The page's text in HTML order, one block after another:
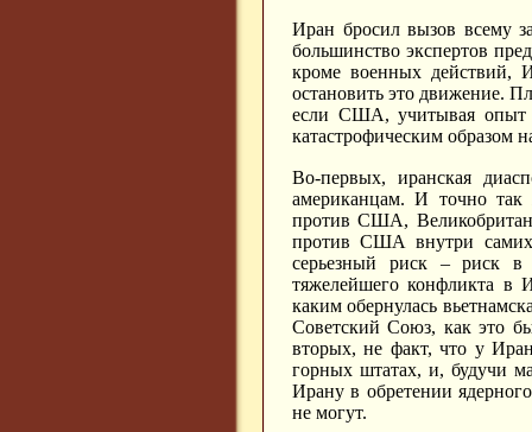
Иран бросил вызов всему
большинство экспертов
кроме военных действий,
остановить это движение.
если США, учитывая опыт
катастрофическим образом
Во-первых, иранская
американцам. И точно так
против США,
против США внутри
серьезный риск – риск
тяжелейшего конфликта в
каким обернулась
Советский Союз, как это
вторых, не факт, что у
горных штатах, и, будучи
Ирану в обретении
не могут.